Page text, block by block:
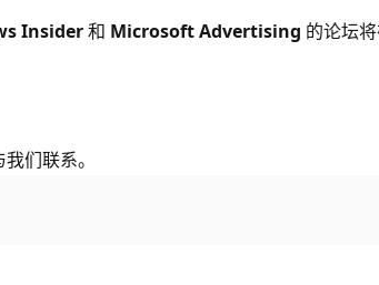
Insider和 Microsoft Advertising 的论坛
们联系。